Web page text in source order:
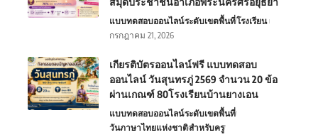
แบบทดสอบออนไลน์ระดับเขตพื้นที่โรงเรียน
กรกฎาคม 21, 2026
เกียรติบัตรออนไลน์ฟรี แบบทดสอบ
ออนไลน์ วันสุนทรภู่ 2569 จำนวน 20 ข้อ
ผ่านเกณฑ์ 80โรงเรียนบ้านยางเอน
แบบทดสอบออนไลน์ระดับเขตพื้นที่
วันภาษาไทยแห่งชาติสำหรับครู